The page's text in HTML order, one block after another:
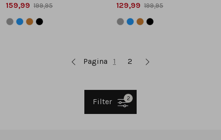
159,99 199,95
129,99 199,95
Pagina 1 2
2
Filter